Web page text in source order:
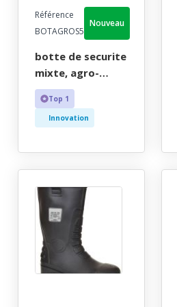
Référence
BOTAGROS5
Nouveau
botte de securite
mixte, agro-
alimentaire, blanc,
risques chimiques,
reach, etanche -
src + en 13832-2 +
reach - 36/48
Top 1
Innovation